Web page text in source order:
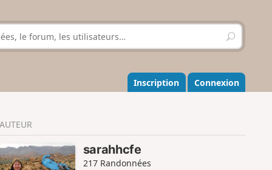
R
e
h
e
r
r
Inscription Connexion
AUTEUR
sarahhcfe
217 Randonnées